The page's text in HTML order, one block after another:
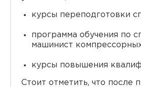
курсы переподготовки
программа обучения по
машинист
курсы повышения
Стоит отметить, что после